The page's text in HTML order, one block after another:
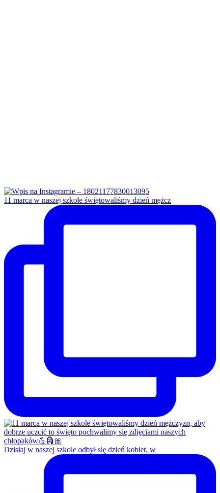
11 marca w naszej szkole świętowaliśmy dzień mężcz
Dzisiaj w naszej szkole odbył się dzień kobiet, w